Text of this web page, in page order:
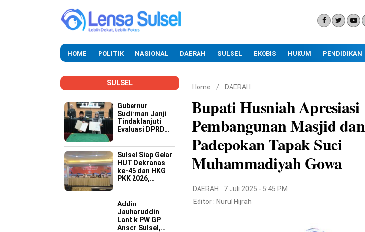
HOME POLITIK NASIONAL DAERAH SULSEL EKOBIS HUKUM PENDIDIKAN
SULSEL
Gubernur
Sudirman Janji
Tindaklanjuti
Evaluasi DPRD
Buruk OPD
Sulsel Siap Gelar
HUT Dekranas
ke-46 dan HKG
PKK 2026,
Promosi Wastra-
Kriya hingga
Dongkrak
Ekonomi Daerah
Addin
Jauharuddin
Lantik PW GP
Ansor Sulsel,
Home / DAERAH
Bupati Husniah Apresiasi
Pembangunan Masjid dan
Padepokan Tapak Suci
Muhammadiyah Gowa
DAERAH
7 Juli 2025 - 5:45 PM
Editor : Nurul Hijrah